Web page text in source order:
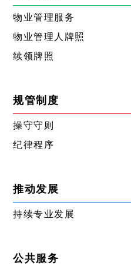
物业管理服务
物业管理人牌照
续领牌照
规管制度
操守守则
纪律程序
推动发展
持续专业发展
公共服务